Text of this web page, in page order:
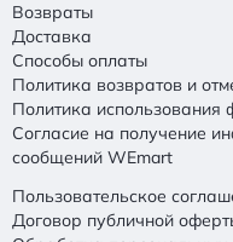
Возвраты
Доставка
Способы оплаты
Политика возвратов и
Политика использования
Согласие на получение
сообщений WEmart
Пользовательское
Договор публичной